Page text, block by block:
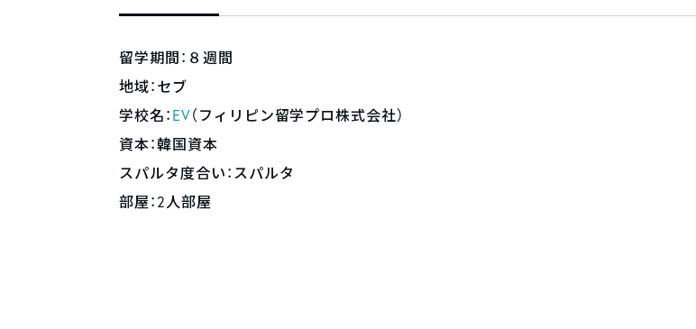
留学期間：８週間
地域：セブ
学校名：EV（フィリピン留学プロ株式会社）
資本：韓国資本
スパルタ度合い：スパルタ
部屋：2人部屋